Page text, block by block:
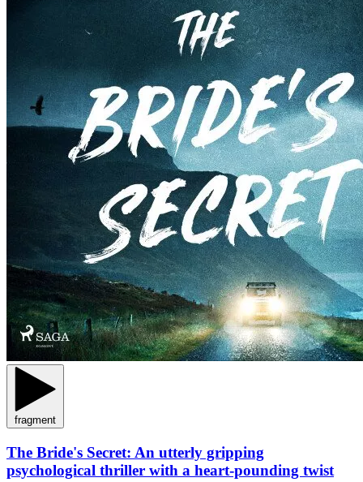
fragment
The Bride's Secret: An utterly gripping
psychological thriller with a heart-pounding twist